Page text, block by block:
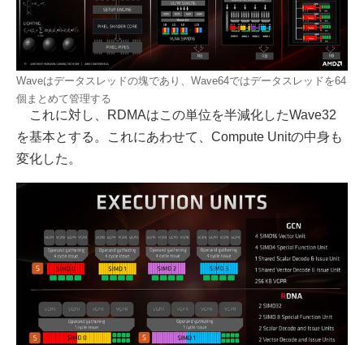
Waveはデータスレッドの塊であり、Wave64ではデータスレッドを64
個まとめて管理する
これに対し、RDMAはこの単位を半減化したWave32
を基本とする。これにあわせて、Compute Unitの中身も
変化した。